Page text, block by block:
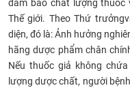
đảm bảo chất lượng
Thế giới. Theo Thứ trưởngv
diện, đó là: Ảnh hưởng
hãng dược phẩm chân
Nếu thuốc giả không
lượng dược chất, người